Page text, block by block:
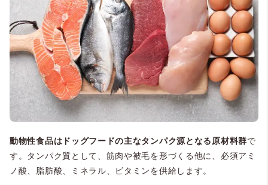
動物性食品はドッグフードの主なタンパク源となる原材料群で
す。タンパク質として、筋肉や被毛を形づくる他に、必須アミ
ノ酸、脂肪酸、ミネラル、ビタミンを供給します。